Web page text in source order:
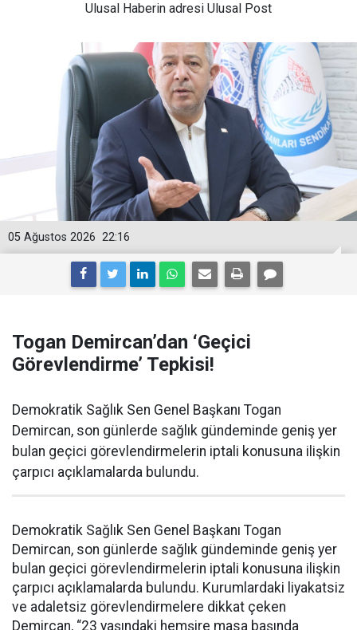
Ulusal Haberin adresi Ulusal Post
22:16
05 Ağustos 2026
Togan Demircan’dan ‘Geçici
Görevlendirme’ Tepkisi!
Demokratik Sağlık Sen Genel Başkanı Togan
Demircan, son günlerde sağlık gündeminde geniş yer
bulan geçici görevlendirmelerin iptali konusuna ilişkin
çarpıcı açıklamalarda bulundu.
Demokratik Sağlık Sen Genel Başkanı Togan
Demircan, son günlerde sağlık gündeminde geniş yer
bulan geçici görevlendirmelerin iptali konusuna ilişkin
çarpıcı açıklamalarda bulundu. Kurumlardaki liyakatsiz
ve adaletsiz görevlendirmelere dikkat çeken
Demircan, “23 yaşındaki hemşire masa başında